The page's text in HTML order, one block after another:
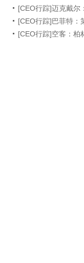
[CEO行踪]迈克戴尔
[CEO行踪]巴菲特：
[CEO行踪]空客：柏